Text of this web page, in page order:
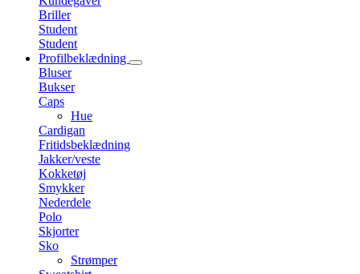
Briller
Student
Student
Profilbeklædning
Bluser
Bukser
Caps
Hue
Cardigan
Fritidsbeklædning
Jakker/veste
Kokketøj
Smykker
Nederdele
Polo
Skjorter
Sko
Strømper